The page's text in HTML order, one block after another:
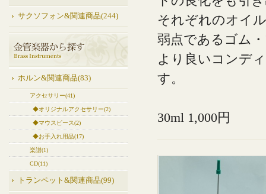
サクソフォン&関連商品(244)
ホルン&関連商品(83)
アクセサリー(41)
◆オリジナルアクセサリー(2)
◆マウスピース(2)
◆お手入れ用品(17)
楽譜(1)
CD(11)
トランペット&関連商品(99)
それぞれのオイ
弱点であるゴム
より良いコンデ
す。
30ml 1,000円